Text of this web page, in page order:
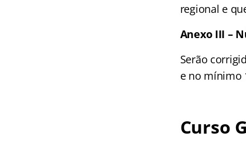
regional e
Anexo III –
Serão
e no mínimo
Curso